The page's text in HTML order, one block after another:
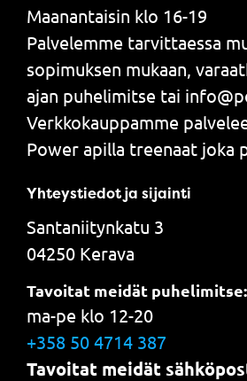
Maanantaisin klo 16-19
Palvelemme tarvittaessa
sopimuksen mukaan,
ajan puhelimitse tai
Verkkokauppamme
Power apilla treenaat joka
Yhteystiedot ja sijainti
Santaniitynkatu 3
04250 Kerava
Tavoitat meidät puhelimitse:
ma-pe klo 12-20
+358 50 4714 387
Tavoitat meidät